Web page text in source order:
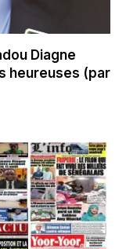
Diagne
heureuses (par